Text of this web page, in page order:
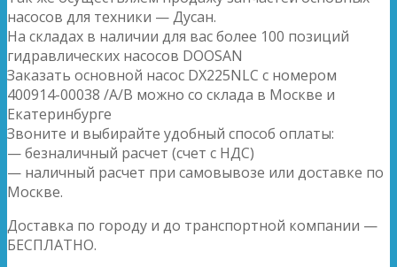
насосов для техники — Дусан.
На складах в наличии для вас более 100 позиций
гидравлических насосов DOOSAN
Заказать основной насос DX225NLC с номером
400914-00038 /A/B можно со склада в Москве и
Екатеринбурге
Звоните и выбирайте удобный способ оплаты:
— безналичный расчет (счет с НДС)
— наличный расчет при самовывозе или доставке по
Москве.
Доставка по городу и до транспортной компании —
БЕСПЛАТНО.